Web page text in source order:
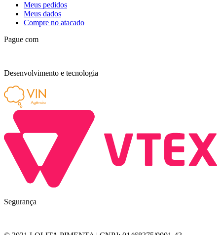
Meus pedidos
Meus dados
Compre no atacado
Pague com
Desenvolvimento e tecnologia
Segurança